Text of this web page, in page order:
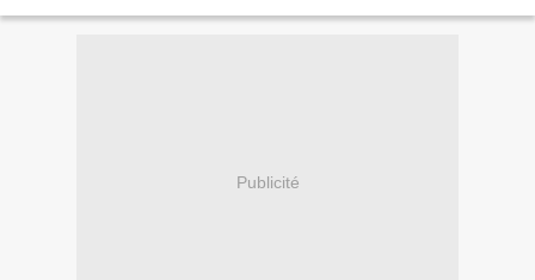
Publicité